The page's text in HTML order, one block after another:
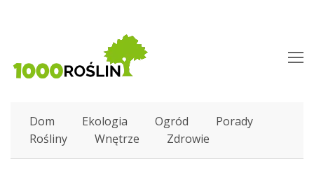
Dom Ekologia Ogród
Porady
Rośliny
Wnętrze Zdrowie